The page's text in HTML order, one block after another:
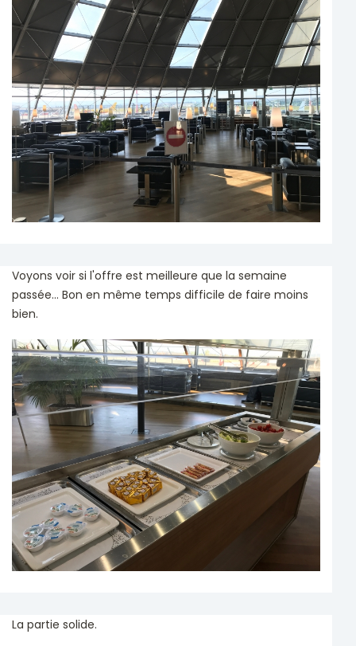
Voyons voir si l'offre est meilleure que la semaine
passée... Bon en même temps difficile de faire moins
bien.
La partie solide.